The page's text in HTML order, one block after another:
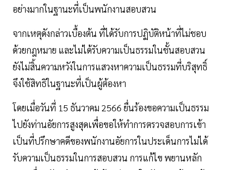
อย่างมากในฐานะที่เป็นพนักงานสอบสวน
จากเหตุดังกล่าวเบื้องต้น ที่ได้รับการปฏิบัติหน้าที่ไม่ชอบ
ด้วยกฎหมาย และไม่ได้รับความเป็นธรรมในชั้นสอบสวน
ยังไม่สิ้นความหวังในการแสวงหาความเป็นธรรมที่บริสุทธิ์
จึงใช้สิทธิในฐานะที่เป็นผู้ต้องหา
โดยเมื่อวันที่ 15 ธันวาคม 2566 ยื่นร้องขอความเป็นธรรม
ไปยังท่านอัยการสูงสุดเพื่อขอให้ทําการตรวจสอบการเข้า
เป็นที่ปรึกษาคดีของพนักงานอัยการในประเด็นการไม่ได้
รับความเป็นธรรมในการสอบสวน การแก้ไข พยานหลัก